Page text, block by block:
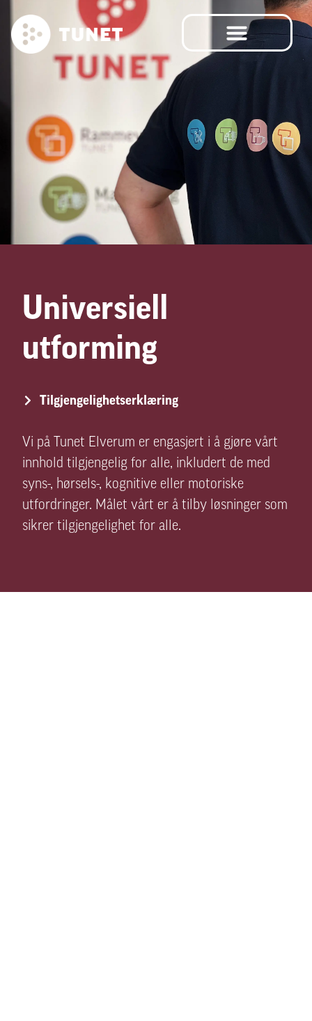
Universiell
utforming
Tilgjengelighetserklæring
Vi på Tunet Elverum er engasjert i å gjøre vårt
innhold tilgjengelig for alle, inkludert de med
syns-, hørsels-, kognitive eller motoriske
utfordringer. Målet vårt er å tilby løsninger som
sikrer tilgjengelighet for alle.